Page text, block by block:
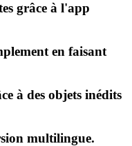
grâce à l'app
en faisant
à des objets inédits
multilingue.